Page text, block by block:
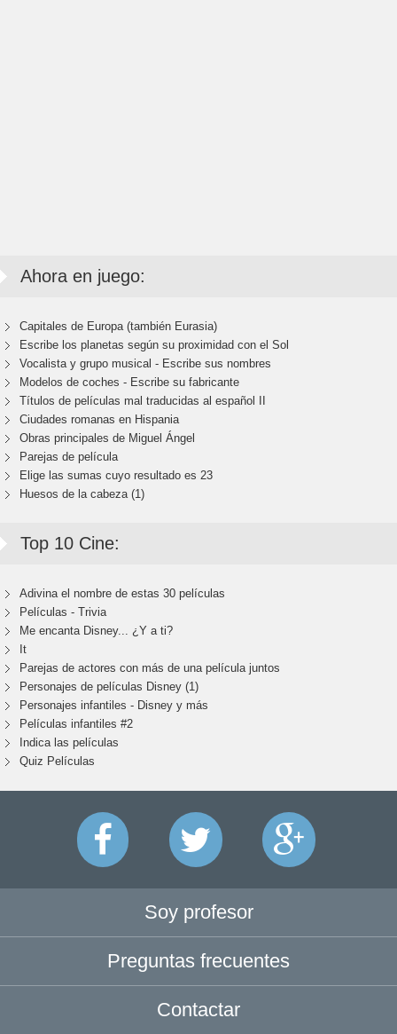
Ahora en juego:
Capitales de Europa (también Eurasia)
Escribe los planetas según su proximidad con el Sol
Vocalista y grupo musical - Escribe sus nombres
Modelos de coches - Escribe su fabricante
Títulos de películas mal traducidas al español II
Ciudades romanas en Hispania
Obras principales de Miguel Ángel
Parejas de película
Elige las sumas cuyo resultado es 23
Huesos de la cabeza (1)
Top 10 Cine:
Adivina el nombre de estas 30 películas
Películas - Trivia
Me encanta Disney... ¿Y a ti?
It
Parejas de actores con más de una película juntos
Personajes de películas Disney (1)
Personajes infantiles - Disney y más
Películas infantiles #2
Indica las películas
Quiz Películas
Soy profesor
Preguntas frecuentes
Contactar